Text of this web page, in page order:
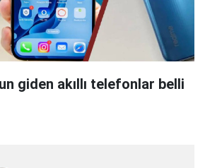
giden akıllı telefonlar belli